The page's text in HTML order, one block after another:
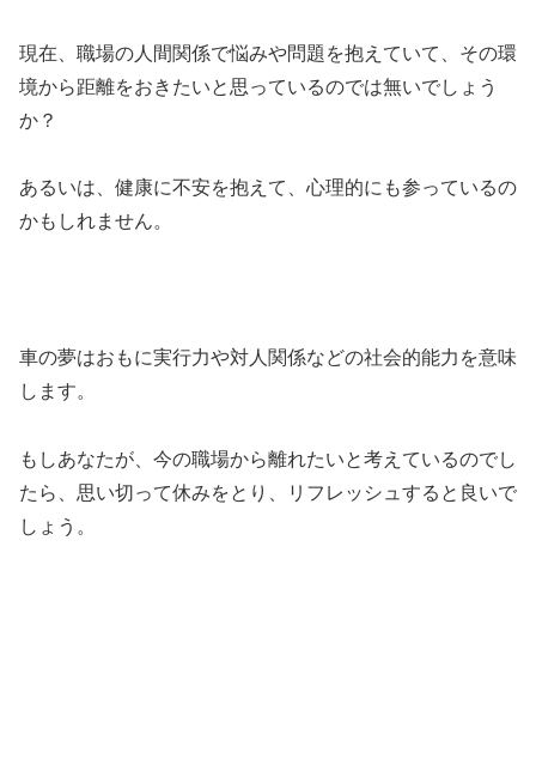
現在、職場の人間関係で悩みや問題を抱えていて、その環
境から距離をおきたいと思っているのでは無いでしょう
か？
あるいは、健康に不安を抱えて、心理的にも参っているの
かもしれません。
車の夢はおもに実行力や対人関係などの社会的能力を意味
します。
もしあなたが、今の職場から離れたいと考えているのでし
たら、思い切って休みをとり、リフレッシュすると良いで
しょう。